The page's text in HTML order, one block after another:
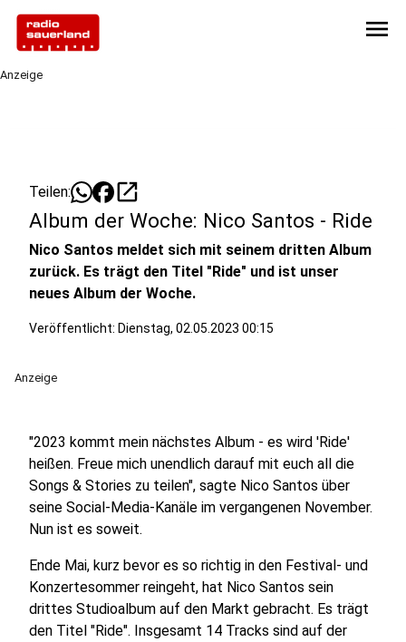
menu
Anzeige
Teilen: open_in_new
Album der Woche: Nico Santos - Ride
Nico Santos meldet sich mit seinem dritten Album
zurück. Es trägt den Titel "Ride" und ist unser
neues Album der Woche.
Veröffentlicht: Dienstag, 02.05.2023 00:15
Anzeige
"2023 kommt mein nächstes Album - es wird 'Ride'
heißen. Freue mich unendlich darauf mit euch all die
Songs & Stories zu teilen", sagte Nico Santos über
seine Social-Media-Kanäle im vergangenen November.
Nun ist es soweit.
Ende Mai, kurz bevor es so richtig in den Festival- und
Konzertesommer reingeht, hat Nico Santos sein
drittes Studioalbum auf den Markt gebracht. Es trägt
den Titel "Ride". Insgesamt 14 Tracks sind auf der